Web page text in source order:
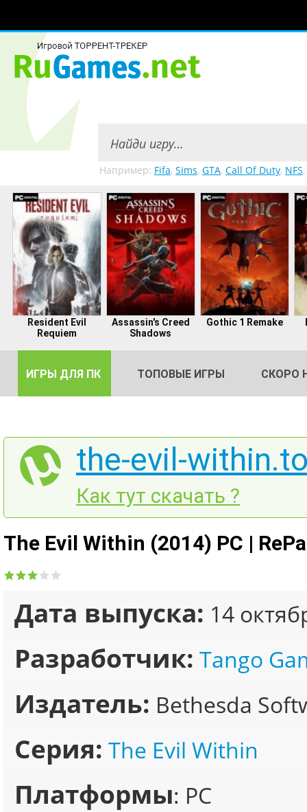
Например: Fifa, Sims, GTA, Call Of Duty, NFS,
Resident Evil
Requiem
Assassin's Creed
Shadows
Gothic 1 Remake
ИГРЫ ДЛЯ ПК ТОПОВЫЕ ИГРЫ СКОРО
the-evil-
Как тут скачать ?
The Evil Within (2014) PC |
Дата выпуска: 14
Разработчик: Tango
Издатель: Bethesda
Серия: The Evil Within
Платформы: PC